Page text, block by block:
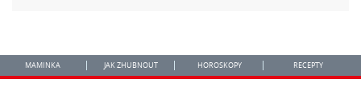
MAMINKA JAK ZHUBNOUT HOROSKOPY RECEPTY